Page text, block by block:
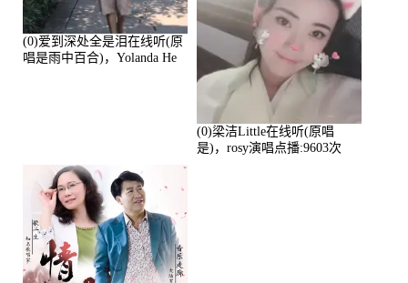
(0)爱到深处全是泪在线听(原
唱是雨中百合)，Yolanda He
(0)梁洁Little在线听(原唱
是)，rosy演唱点播:9603次